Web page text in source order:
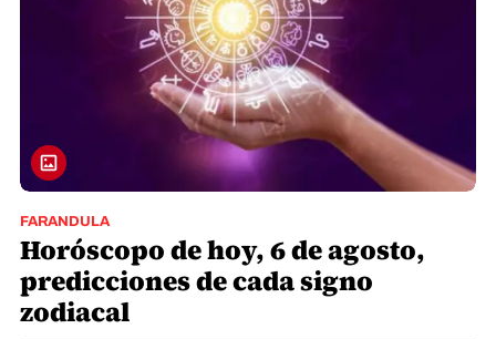
FARANDULA
Horóscopo de hoy, 6 de agosto,
predicciones de cada signo
zodiacal